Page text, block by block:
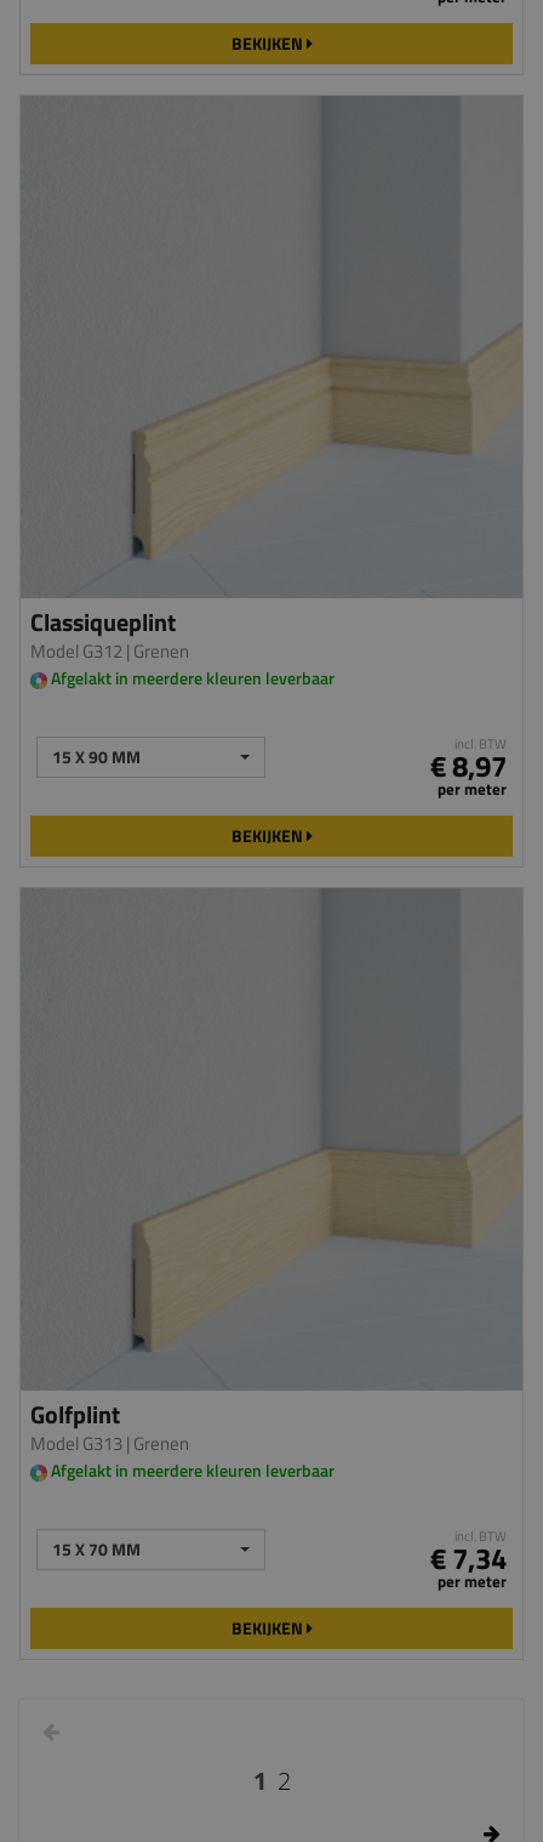
BEKIJKEN
Classiqueplint
Model G312| Grenen
Afgelakt in meerdere kleuren leverbaar
15 X 90 MM incl. BTW
€ 8,97
per meter
BEKIJKEN
Golfplint
Model G313 | Grenen
Afgelakt in meerdere kleuren leverbaar
15 X 70 MM incl. BTW
€ 7,34
per meter
BEKIJKEN
1 2